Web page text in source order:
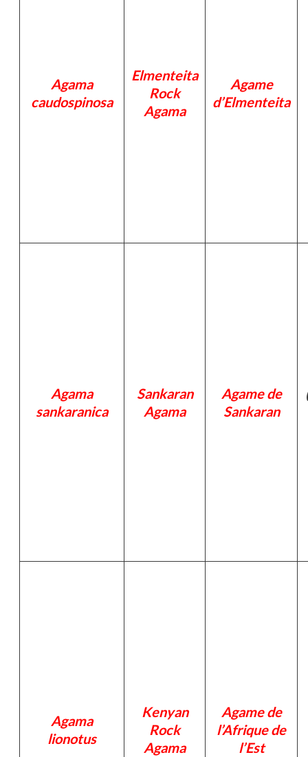
Agama
caudospinosa
Elmenteita
Rock
Agama
Agame
d’Elmenteita
Agama
sankaranica
Sankaran
Agama
Agame de
Sankaran
Agama
lionotus
Kenyan
Rock
Agama
Agame de
l’Afrique de
l’Est